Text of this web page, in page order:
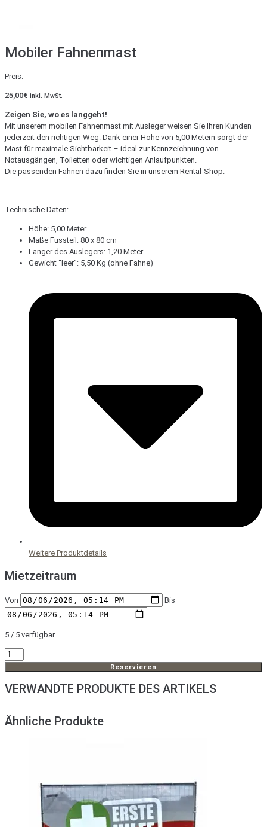
Mobiler Fahnenmast
Preis:
25,00€ inkl. MwSt.
Zeigen Sie, wo es langgeht!
Mit unserem mobilen Fahnenmast mit Ausleger weisen Sie Ihren Kunden
jederzeit den richtigen Weg. Dank einer Höhe von 5,00 Metern sorgt der
Mast für maximale Sichtbarkeit – ideal zur Kennzeichnung von
Notausgängen, Toiletten oder wichtigen Anlaufpunkten.
Die passenden Fahnen dazu finden Sie in unserem Rental-Shop.
Technische Daten:
Höhe: 5,00 Meter
Maße Fussteil: 80 x 80 cm
Länger des Auslegers: 1,20 Meter
Gewicht “leer”: 5,50 Kg (ohne Fahne)
Weitere Produktdetails
Mietzeitraum
Von Bis
5 / 5 verfügbar
Mobiler
Fahnenmast
Reservieren
VERWANDTE PRODUKTE DES ARTIKELS
Ähnliche Produkte